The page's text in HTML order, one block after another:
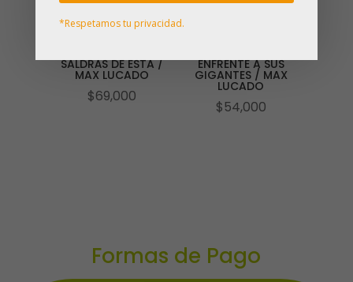
SALDRÁS DE ESTA /
MAX LUCADO
$69,000
ENFRENTE A SUS
GIGANTES / MAX
LUCADO
$54,000
Formas de Pago
*Respetamos tu privacidad.